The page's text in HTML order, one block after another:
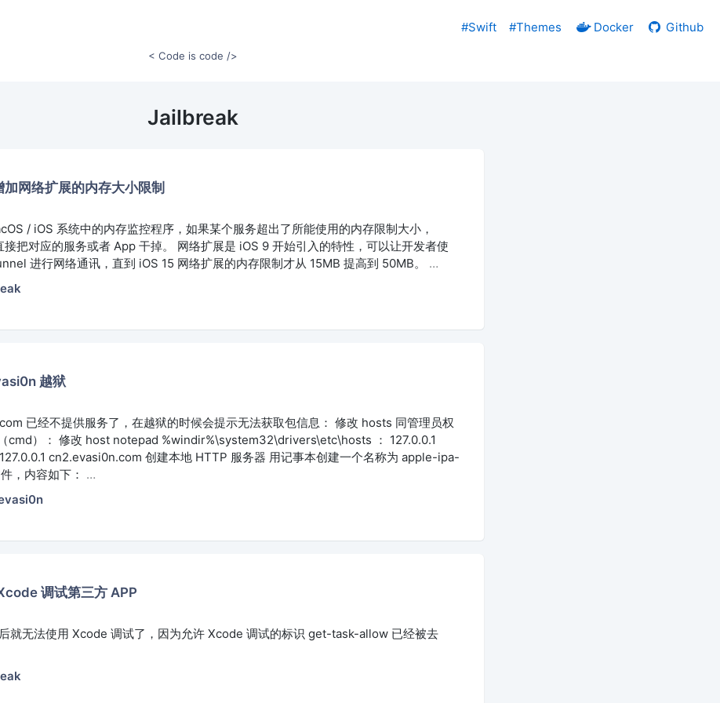
#Swift #Themes Docker Github
< Code is code />
Jailbreak
加网络扩展的内存大小限制
/ iOS 系统中的内存监控程序，如果某个服务超出了所能使用的内存限制大小，
把对应的服务或者 App 干掉。 网络扩展是 iOS 9 开始引入的特性，可以让开发者使
进行网络通讯，直到 iOS 15 网络扩展的内存限制才从 15MB 提高到 50MB。 …
越狱
已经不提供服务了，在越狱的时候会提示无法获取包信息： 修改 hosts 同管理员权
cmd）： 修改 host notepad %windir%\system32\drivers\etc\hosts ： 127.0.0.1
cn2.evasi0n.com 创建本地 HTTP 服务器 用记事本创建一个名称为 apple-ipa-
，内容如下： …
调试第三方 APP
就无法使用 Xcode 调试了，因为允许 Xcode 调试的标识 get-task-allow 已经被去